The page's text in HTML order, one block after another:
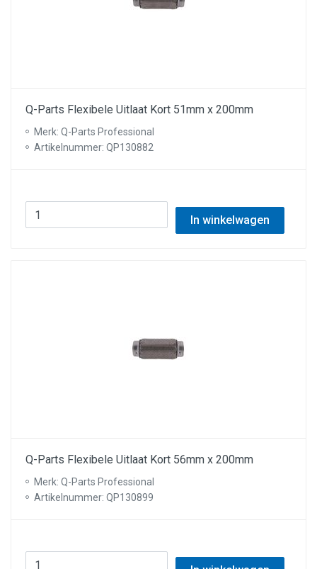
Q-Parts Flexibele Uitlaat Kort 51mm x 200mm
Merk: Q-Parts Professional
Artikelnummer: QP130882
In winkelwagen
Q-Parts Flexibele Uitlaat Kort 56mm x 200mm
Merk: Q-Parts Professional
Artikelnummer: QP130899